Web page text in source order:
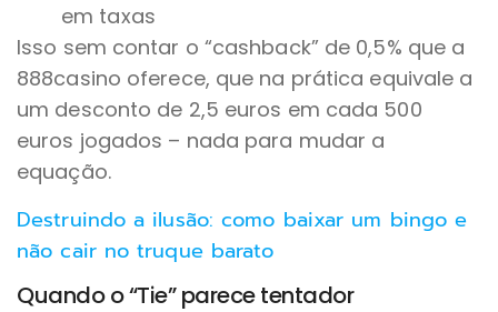
em taxas
Isso sem contar o “cashback” de 0,5% que a
888casino oferece, que na prática equivale a
um desconto de 2,5 euros em cada 500
euros jogados – nada para mudar a
equação.
Destruindo a ilusão: como baixar um bingo e
não cair no truque barato
Quando o “Tie” parece tentador